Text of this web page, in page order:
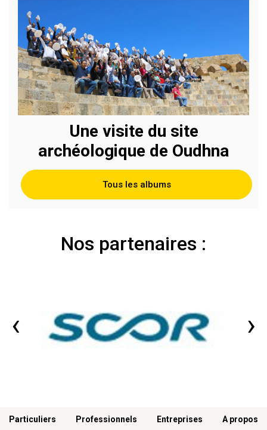
Une visite du site
archéologique de Oudhna
Tous les albums
Nos partenaires :
‹ ›
Menu footer
Particuliers Professionnels Entreprises A propos